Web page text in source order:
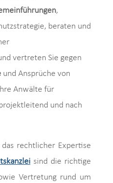
,
beraten und
vertreten Sie gegen
und Ansprüche von
Anwälte für
und nach
rechtlicher Expertise
sind die richtige
Vertretung rund um